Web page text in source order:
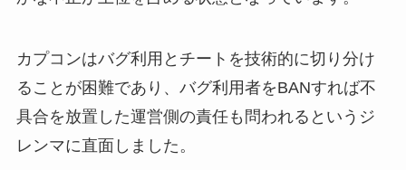
カプコンはバグ利用とチートを技術的に切り分け
ることが困難であり、バグ利用者をBANすれば不
具合を放置した運営側の責任も問われるというジ
レンマに直面しました。